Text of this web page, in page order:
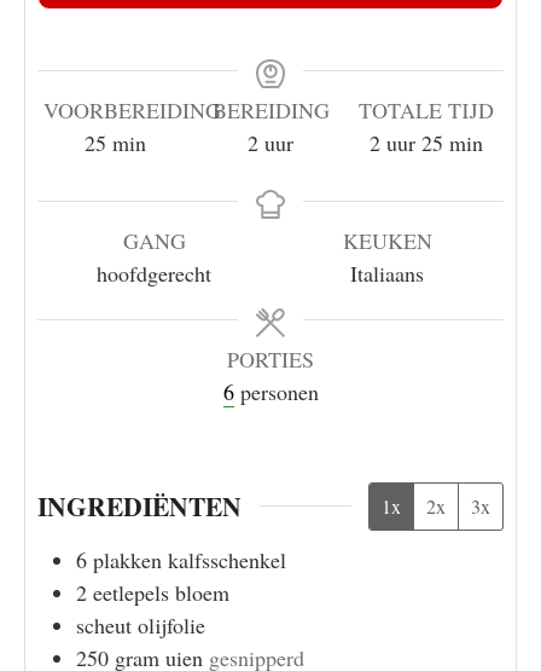
VOORBEREIDING
25minuten
min
BEREIDING
2uur
uur
TOTALE TIJD
2uur
uur 25minuten
min
GANG
hoofdgerecht
KEUKEN
Italiaans
PORTIES
6 personen
INGREDIËNTEN 1x 2x 3x
6 plakken kalfsschenkel
2 eetlepels bloem
scheut olijfolie
250 gram uien gesnipperd